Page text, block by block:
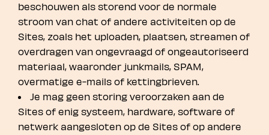
beschouwen als storend voor de normale
stroom van chat of andere activiteiten op de
Sites, zoals het uploaden, plaatsen, streamen of
overdragen van ongevraagd of ongeautoriseerd
materiaal, waaronder junkmails, SPAM,
overmatige e-mails of kettingbrieven.
Je mag geen storing veroorzaken aan de
Sites of enig systeem, hardware, software of
netwerk aangesloten op de Sites of op andere